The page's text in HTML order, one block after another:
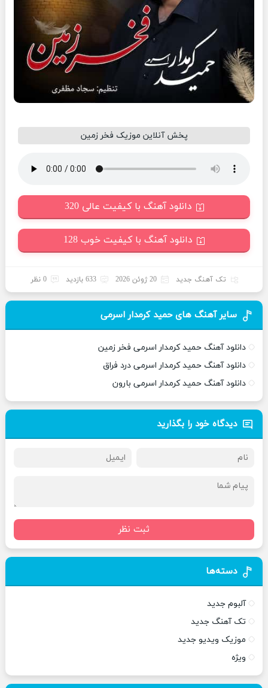
پخش آنلاین موزیک فخر زمین
دانلود آهنگ با کیفیت عالی 320
دانلود آهنگ با کیفیت خوب 128
تک آهنگ جدید 20 ژوئن 2026 633 بازدید 0 نظر
سایر آهنگ های حمید کرمدار اسرمی
دانلود آهنگ حمید کرمدار اسرمی فخر زمین
دانلود آهنگ حمید کرمدار اسرمی درد فراق
دانلود آهنگ حمید کرمدار اسرمی بارون
دیدگاه خود را بگذارید
ثبت نظر
دسته‌ها
آلبوم جدید
تک آهنگ جدید
موزیک ویدیو جدید
ویژه